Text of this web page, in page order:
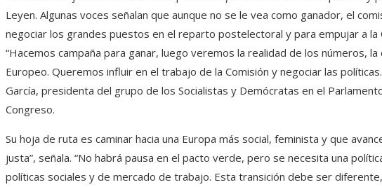
Leyen. Algunas voces señalan que aunque no se le vea como ganador, el
negociar los grandes puestos en el reparto postelectoral y para empujar a la
“Hacemos campaña para ganar, luego veremos la realidad de los números,
Europeo. Queremos influir en el trabajo de la Comisión y negociar las
García, presidenta del grupo de los Socialistas y Demócratas en el
Congreso.
Su hoja de ruta es caminar hacia una Europa más social, feminista y que
justa”, señala. “No habrá pausa en el pacto verde, pero se necesita una
políticas sociales y de mercado de trabajo. Esta transición debe ser